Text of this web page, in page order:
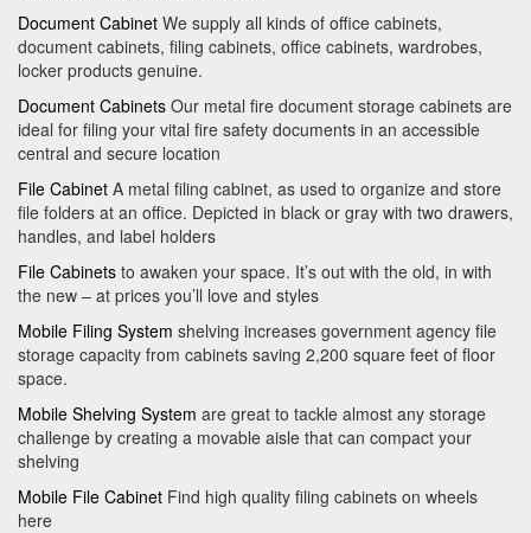
Document Cabinet We supply all kinds of office cabinets,
document cabinets, filing cabinets, office cabinets, wardrobes,
locker products genuine.
Document Cabinets Our metal fire document storage cabinets are
ideal for filing your vital fire safety documents in an accessible
central and secure location
File Cabinet A metal filing cabinet, as used to organize and store
file folders at an office. Depicted in black or gray with two drawers,
handles, and label holders
File Cabinets to awaken your space. It’s out with the old, in with
the new – at prices you’ll love and styles
Mobile Filing System shelving increases government agency file
storage capacity from cabinets saving 2,200 square feet of floor
space.
Mobile Shelving System are great to tackle almost any storage
challenge by creating a movable aisle that can compact your
shelving
Mobile File Cabinet Find high quality filing cabinets on wheels
here